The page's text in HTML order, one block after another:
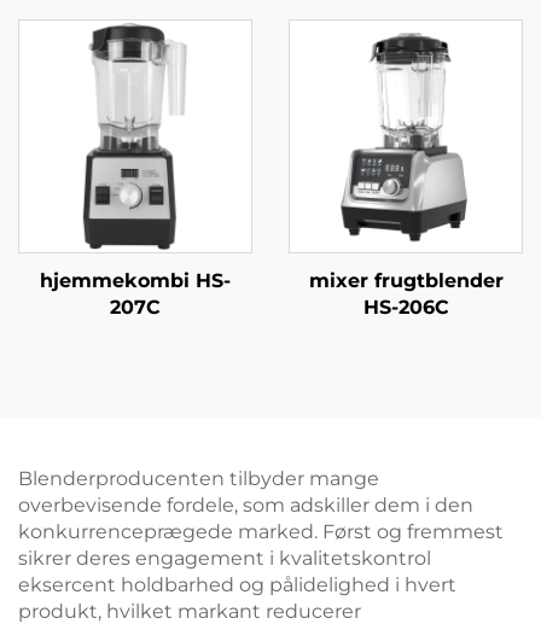
hjemmekombi HS-
207C
mixer frugtblender
HS-206C
Blenderproducenten tilbyder mange
overbevisende fordele, som adskiller dem i den
konkurrenceprægede marked. Først og fremmest
sikrer deres engagement i kvalitetskontrol
eksercent holdbarhed og pålidelighed i hvert
produkt, hvilket markant reducerer